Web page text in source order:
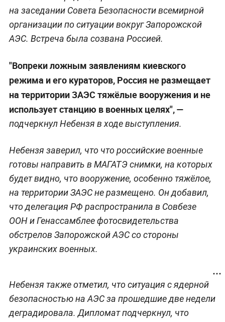
на заседании Совета Безопасности всемирной
организации по ситуации вокруг Запорожской
АЭС. Встреча была созвана Россией.
"Вопреки ложным заявлениям киевского
режима и его кураторов, Россия не размещает
на территории ЗАЭС тяжёлые вооружения и не
использует станцию в военных целях", —
подчеркнул Небензя в ходе выступления.
Небензя заверил, что что российские военные
готовы направить в МАГАТЭ снимки, на которых
будет видно, что вооружение, особенно тяжёлое,
на территории ЗАЭС не размещено. Он добавил,
что делегация РФ распространила в Совбезе
ООН и Генассамблее фотосвидетельства
обстрелов Запорожской АЭС со стороны
украинских военных.
Небензя также отметил, что ситуация с ядерной
безопасностью на АЭС за прошедшие две недели
деградировала. Дипломат подчеркнул, что